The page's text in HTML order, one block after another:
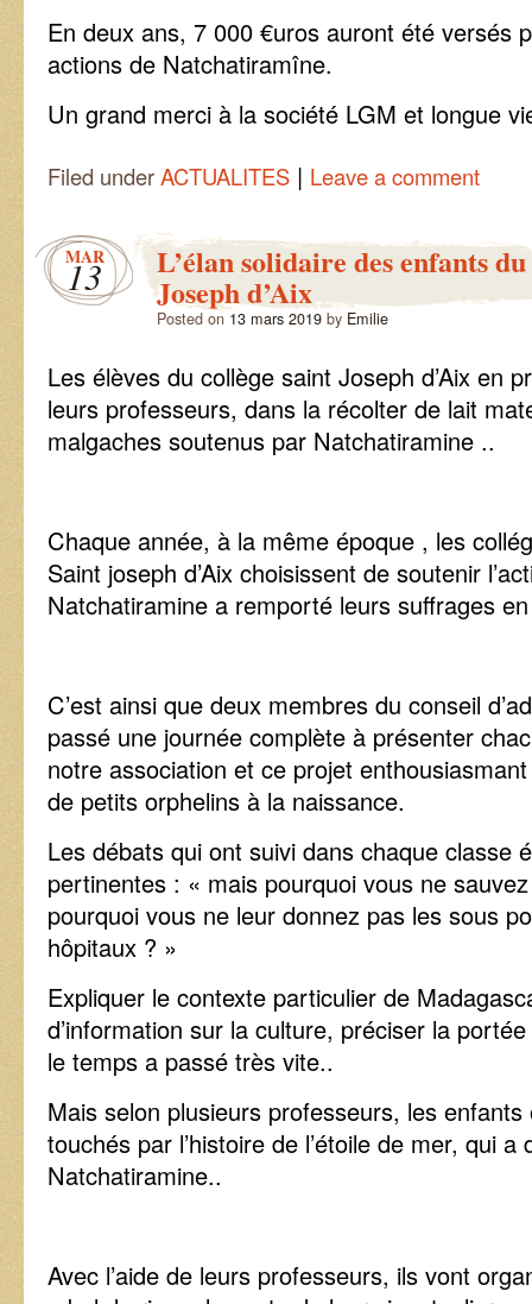
En deux ans, 7 000 €uros auront été versés
actions de Natchatiramîne.
Un grand merci à la société LGM et longue
Filed underACTUALITES | Leave a comment
MAR
13 L’élan solidaire des enfants
Joseph d’Aix
Posted on 13 mars 2019 by Emilie
Les élèves du collège saint Joseph d’Aix en
leurs professeurs, dans la récolter de lait
malgaches soutenus par Natchatiramine ..
Chaque année, à la même époque , les
Saint joseph d’Aix choisissent de soutenir
Natchatiramine a remporté leurs suffrages
C’est ainsi que deux membres du conseil
passé une journée complète à présenter
notre association et ce projet
de petits orphelins à la naissance.
Les débats qui ont suivi dans chaque classe
pertinentes : « mais pourquoi vous ne
pourquoi vous ne leur donnez pas les sous
hôpitaux ? »
Expliquer le contexte particulier de
d’information sur la culture, préciser la
le temps a passé très vite..
Mais selon plusieurs professeurs, les
touchés par l’histoire de l’étoile de mer, qui
Natchatiramine..
Avec l’aide de leurs professeurs, ils vont